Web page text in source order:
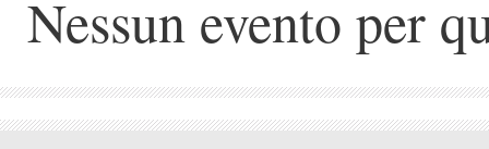
Nessun evento per